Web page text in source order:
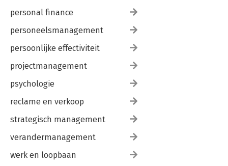
personal finance
personeelsmanagement
persoonlijke effectiviteit
projectmanagement
psychologie
reclame en verkoop
strategisch management
verandermanagement
werk en loopbaan